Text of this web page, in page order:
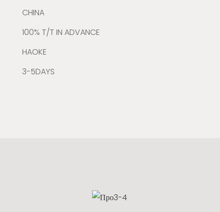
CHINA
100% T/T IN ADVANCE
HAOKE
3-5DAYS